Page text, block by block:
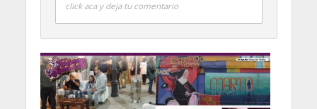
click aca y deja tu comentario